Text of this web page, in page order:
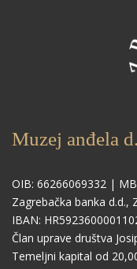
Muzej anđela
OIB: 66266069332 |
Zagrebačka banka d.d.,
IBAN:
Član uprave društva
Temeljni kapital od